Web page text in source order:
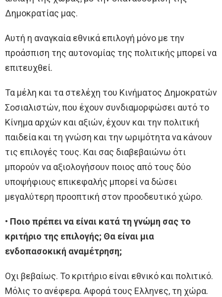
Δημοκρατίας μας.
Αυτή η αναγκαία εθνικά επιλογή μόνο με την
προάσπιση της αυτονομίας της πολιτικής μπορεί να
επιτευχθεί.
Τα μέλη και τα στελέχη του Κινήματος Δημοκρατών
Σοσιαλιστών, που έχουν συνδιαμορφώσει αυτό το
Κίνημα αρχών και αξιών, έχουν και την πολιτική
παιδεία και τη γνώση και την ωριμότητα να κάνουν
τις επιλογές τους. Και σας διαβεβαιώνω ότι
μπορούν να αξιολογήσουν ποιος από τους δύο
υποψήφιους επικεφαλής μπορεί να δώσει
μεγαλύτερη προοπτική στον προοδευτικό χώρο.
• Ποιο πρέπει να είναι κατά τη γνώμη σας το
κριτήριο της επιλογής; Θα είναι μια
ενδοπασοκική αναμέτρηση;
Οχι βεβαίως. Το κριτήριο είναι εθνικό και πολιτικό.
Μόλις το ανέφερα. Αφορά τους Ελληνες, τη χώρα.